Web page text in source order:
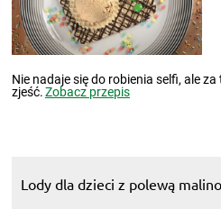
Nie nadaje się do robienia selfi, ale
zjeść.Zobacz przepis
Lody dla dzieci z polewą